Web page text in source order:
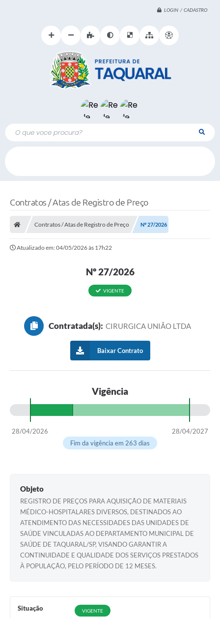
LOGIN / CADASTRO
O que voce procura?
Contratos / Atas de Registro de Preço
Contratos / Atas de Registro de Preço Nº 27/2026
Atualizado em: 04/05/2026 às 17h22
Nº 27/2026
VIGENTE
Contratada(s): CIRURGICA UNIÃO LTDA
Baixar Contrato
Vigência
28/04/2026
28/04/2027
Fim da vigência em 263 dias
Objeto
REGISTRO DE PREÇOS PARA AQUISIÇÃO DE MATERIAIS
MÉDICO-HOSPITALARES DIVERSOS, DESTINADOS AO
ATENDIMENTO DAS NECESSIDADES DAS UNIDADES DE
SAÚDE VINCULADAS AO DEPARTAMENTO MUNICIPAL DE
SAÚDE DE TAQUARAL/SP, VISANDO GARANTIR A
CONTINUIDADE E QUALIDADE DOS SERVIÇOS PRESTADOS
À POPULAÇÃO, PELO PERÍODO DE 12 MESES.
Situação VIGENTE